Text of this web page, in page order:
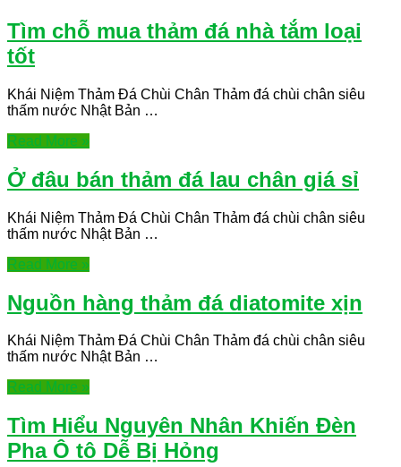
Tìm chỗ mua thảm đá nhà tắm loại
tốt
Khái Niệm Thảm Đá Chùi Chân Thảm đá chùi chân siêu
thấm nước Nhật Bản …
Read More »
Ở đâu bán thảm đá lau chân giá sỉ
Khái Niệm Thảm Đá Chùi Chân Thảm đá chùi chân siêu
thấm nước Nhật Bản …
Read More »
Nguồn hàng thảm đá diatomite xịn
Khái Niệm Thảm Đá Chùi Chân Thảm đá chùi chân siêu
thấm nước Nhật Bản …
Read More »
Tìm Hiểu Nguyên Nhân Khiến Đèn
Pha Ô tô Dễ Bị Hỏng